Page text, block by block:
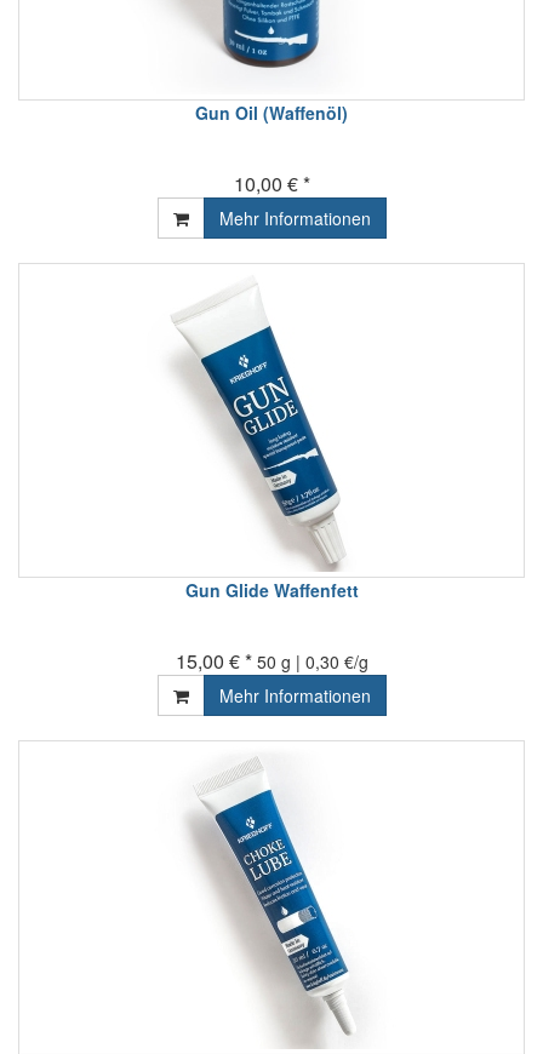
Gun Oil (Waffenöl)
10,00 € *
Mehr Informationen
Gun Glide Waffenfett
15,00 € * 50 g | 0,30 €/g
Mehr Informationen